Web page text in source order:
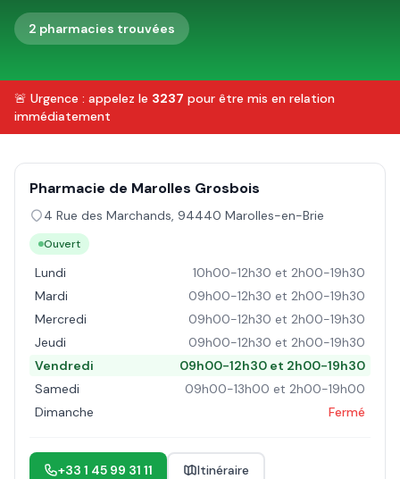
2 pharmacies trouvées
🚨 Urgence : appelez le 3237 pour être mis en relation
immédiatement
Pharmacie de Marolles Grosbois
4 Rue des Marchands, 94440 Marolles-en-Brie
Ouvert
Lundi
10h00-12h30 et 2h00-19h30
Mardi
09h00-12h30 et 2h00-19h30
Mercredi
09h00-12h30 et 2h00-19h30
Jeudi
09h00-12h30 et 2h00-19h30
Vendredi
09h00-12h30 et 2h00-19h30
Samedi
09h00-13h00 et 2h00-19h00
Dimanche
Fermé
+33 1 45 99 31 11 Itinéraire